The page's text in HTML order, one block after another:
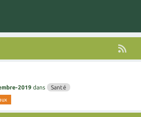
2019 dans Santé